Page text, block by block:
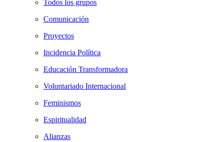
Todos los grupos
Comunicación
Proyectos
Incidencia Política
Educación Transformadora
Voluntariado Internacional
Feminismos
Espiritualidad
Alianzas